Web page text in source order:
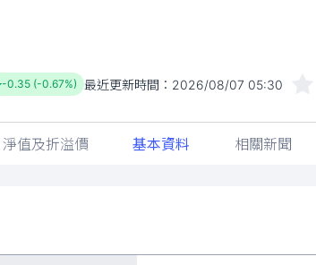
-0.35 (-0.67%) 最近更新時間： 2026/08/07 05:30
淨值及折溢價 基本資料 相關新聞